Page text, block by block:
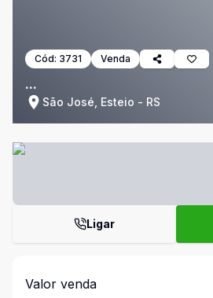
Cód: 3731 Venda
...
São José, Esteio - RS
Ligar
Valor venda